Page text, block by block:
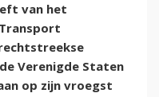
van het
Verenigde Staten
op zijn vroegst